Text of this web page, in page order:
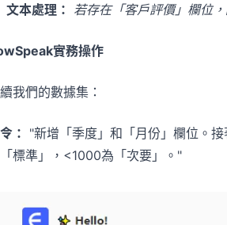
文本處理： 若存在「客戶評價」欄位
實務操作
我們的數據集：
： "新增「季度」和「月份」欄位。
標準」，<1000為「次要」。"